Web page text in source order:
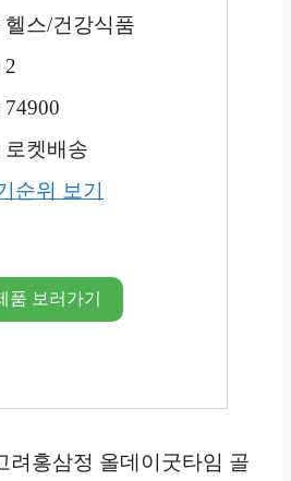
헬스/건강식품
2
로켓배송
순위 보기
품 보러가기
려홍삼정 올데이굿타임 골